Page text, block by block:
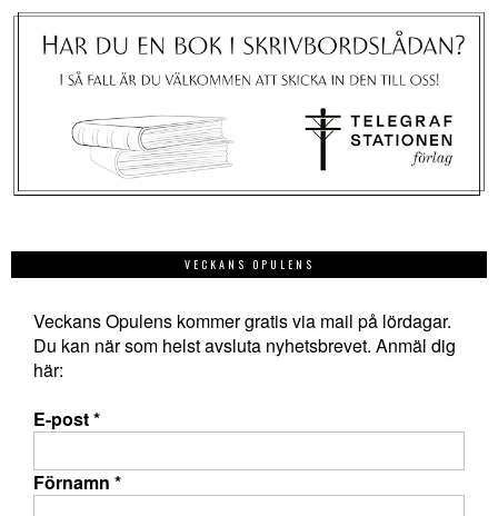
VECKANS OPULENS
Veckans Opulens kommer gratis via mail på lördagar.
Du kan när som helst avsluta nyhetsbrevet. Anmäl dig
här:
E-post*
Förnamn *